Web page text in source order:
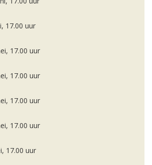
17.00 uur
17.00 uur
17.00 uur
17.00 uur
17.00 uur
17.00 uur